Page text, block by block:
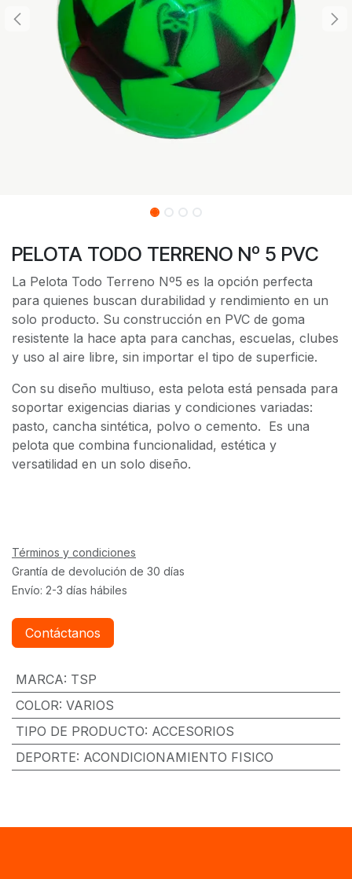
PELOTA TODO TERRENO Nº 5 PVC
La Pelota Todo Terreno Nº5 es la opción perfecta
para quienes buscan durabilidad y rendimiento en un
solo producto. Su construcción en PVC de goma
resistente la hace apta para canchas, escuelas, clubes
y uso al aire libre, sin importar el tipo de superficie.
Con su diseño multiuso, esta pelota está pensada para
soportar exigencias diarias y condiciones variadas:
pasto, cancha sintética, polvo o cemento. Es una
pelota que combina funcionalidad, estética y
versatilidad en un solo diseño.
Términos y condiciones
Grantía de devolución de 30 días
Envío: 2-3 días hábiles
Contáctanos
MARCA: TSP
COLOR: VARIOS
TIPO DE PRODUCTO: ACCESORIOS
DEPORTE: ACONDICIONAMIENTO FISICO